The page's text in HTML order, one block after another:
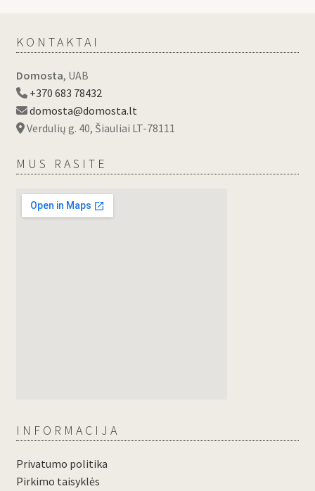
KONTAKTAI
Domosta, UAB
+370 683 78432
domosta@domosta.lt
Verdulių g. 40, Šiauliai LT-78111
MUS RASITE
INFORMACIJA
Privatumo politika
Pirkimo taisyklės